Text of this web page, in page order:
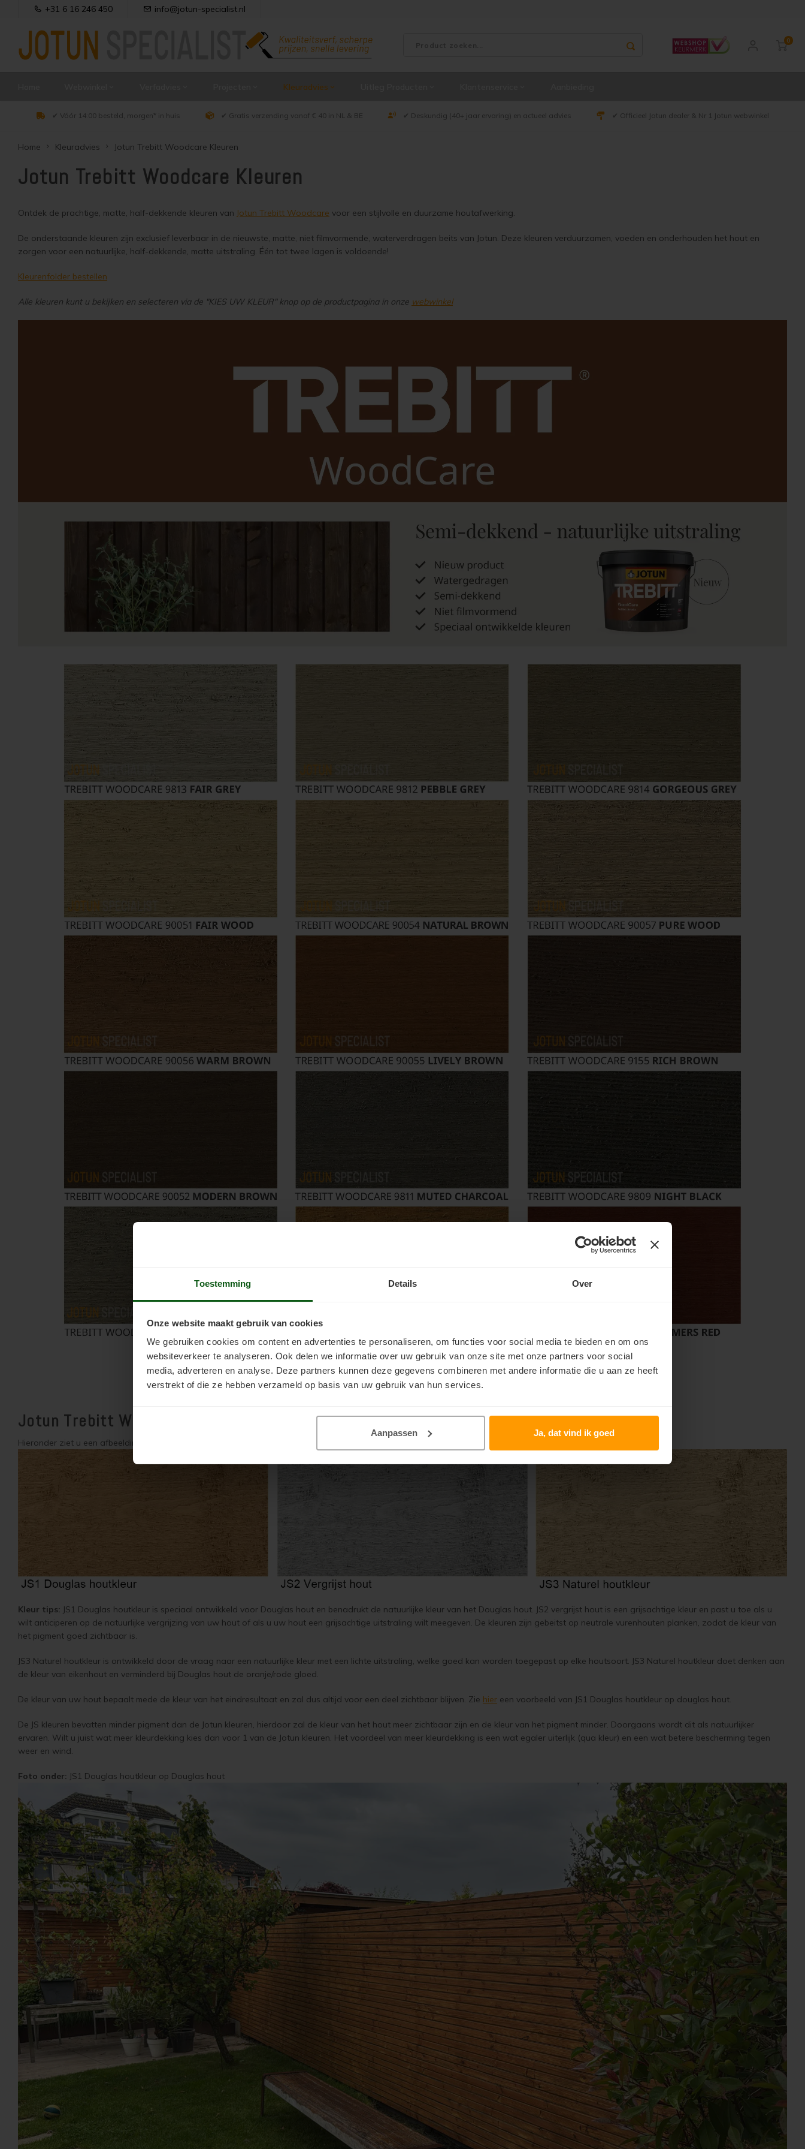
Toestemming Details Over
Onze website maakt gebruik van cookies
We gebruiken cookies om content en advertenties te personaliseren, om functies voor social media te bieden en om ons
websiteverkeer te analyseren. Ook delen we informatie over uw gebruik van onze site met onze partners voor social
media, adverteren en analyse. Deze partners kunnen deze gegevens combineren met andere informatie die u aan ze heeft
verstrekt of die ze hebben verzameld op basis van uw gebruik van hun services.
Aanpassen Ja, dat vind ik goed
+31 6 16 246 450 info@jotun-specialist.nl
0
Kleuradvies
✔ Vóór 14:00 besteld, morgen* in huis ✔ Gratis verzending vanaf € 40 in NL & BE ✔ Deskundig (40+ jaar ervaring) en actueel advies ✔ Officieel Jotun dealer & Nr 1 Jotun webwinkel
Home Kleuradvies Jotun Trebitt Woodcare Kleuren
Jotun Trebitt Woodcare Kleuren
Ontdek de prachtige, matte, half-dekkende kleuren van Jotun Trebitt Woodcare voor een stijlvolle en duurzame houtafwerking.
De onderstaande kleuren zijn exclusief leverbaar in de nieuwste, matte, niet filmvormende, waterverdragen beits van Jotun. Deze kleuren verduurzamen, voeden en onderhouden het hout en
zorgen voor een natuurlijke, half-dekkende, matte uitstraling. Één tot twee lagen is voldoende!
Kleurenfolder bestellen
Alle kleuren kunt u bekijken en selecteren via de "KIES UW KLEUR" knop op de productpagina in onze webwinkel
Jotun Trebitt Woodcare JS Kleuren
Hieronder ziet u een afbeelding van JS houtkleuren op vurenhout toegepast: JS1 Douglas houtkleur, JS2 Vergrijst hout, JS3 Naturel houtkleur.
Kleur tips: JS1 Douglas houtkleur is speciaal ontwikkeld voor Douglas hout en benadrukt de natuurlijke kleur van het Douglas hout. JS2 vergrijst hout is een grijsachtige kleur en past u toe als u
wilt anticiperen op de natuurlijke vergrijzing van uw hout of als u uw hout een grijsachtige uitstraling wilt meegeven. De kleuren zijn gebeitst op neutrale vurenhouten planken, zodat de kleur van
het pigment goed zichtbaar is.
JS3 Naturel houtkleur is ontwikkeld door de vraag naar een natuurlijke kleur met een lichte uitstraling, welke goed kan worden toegepast op elke houtsoort. JS3 Naturel houtkleur doet denken aan
de kleur van eikenhout en verminderd bij Douglas hout de oranje/rode gloed.
De kleur van uw hout bepaalt mede de kleur van het eindresultaat en zal dus altijd voor een deel zichtbaar blijven. Zie hier een voorbeeld van JS1 Douglas houtkleur op douglas hout.
De JS kleuren bevatten minder pigment dan de Jotun kleuren, hierdoor zal de kleur van het hout meer zichtbaar zijn en de kleur van het pigment minder. Doorgaans wordt dit als natuurlijker
ervaren. Wilt u juist wat meer kleurdekking kies dan voor 1 van de Jotun kleuren. Het voordeel van meer kleurdekking is een wat egaler uiterlijk (qua kleur) en een wat betere bescherming tegen
weer en wind.
Foto onder: JS1 Douglas houtkleur op Douglas hout